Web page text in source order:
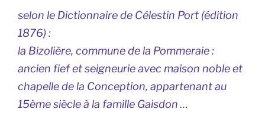
selon le Dictionnaire de Célestin Port (édition
1876) :
la Bizolière, commune de la Pommeraie :
ancien fief et seigneurie avec maison noble et
chapelle de la Conception, appartenant au
15ème siècle à la famille Gaisdon …